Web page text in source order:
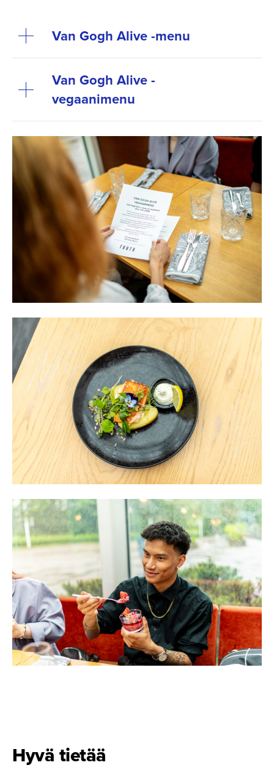
Van Gogh Alive -menu
Van Gogh Alive -
vegaanimenu
Hyvä tietää